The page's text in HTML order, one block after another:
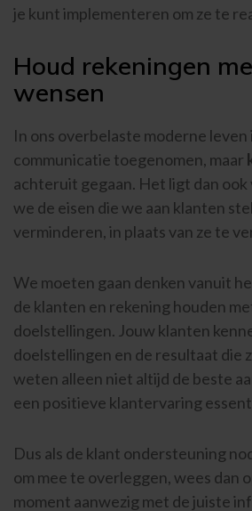
je kunt implementeren om ze te
Houd rekeningen
wensen
In ons overbelaste moderne leven
communicatie toegenomen, maar
achteruit gegaan. Het ligt dan ook
we de eisen die we aan klanten
verminderen, in plaats van ze te
We moeten gaan denken vanuit
de klanten en rekening houden
doelstellingen. Jouw klanten
doelstellingen en de resultaat die
weten alleen niet altijd de beste
een positieve klantervaring
Dus als de klant ondersteuning
om mee te overleggen, wees dan
moment aanwezig met de juiste